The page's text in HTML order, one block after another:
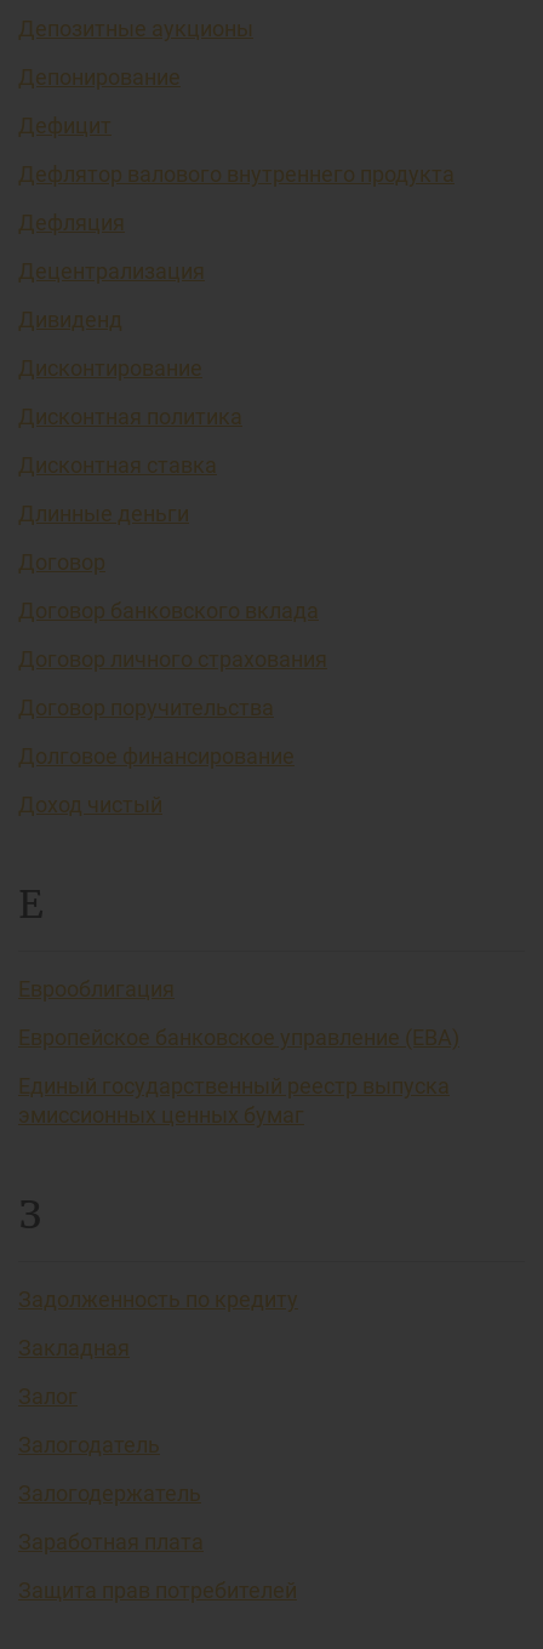
Депозитные аукционы
Депонирование
Дефицит
Дефлятор валового внутреннего продукта
Дефляция
Децентрализация
Дивиденд
Дисконтирование
Дисконтная политика
Дисконтная ставка
Длинные деньги
Договор
Договор банковского вклада
Договор личного страхования
Договор поручительства
Долговое финансирование
Доход чистый
Е
Еврооблигация
Европейское банковское управление (EBA)
Единый государственный реестр выпуска
эмиссионных ценных бумаг
З
Задолженность по кредиту
Закладная
Залог
Залогодатель
Залогодержатель
Заработная плата
Защита прав потребителей